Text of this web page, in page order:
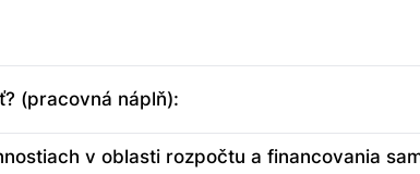
(pracovná náplň):
v oblasti rozpočtu a financovania